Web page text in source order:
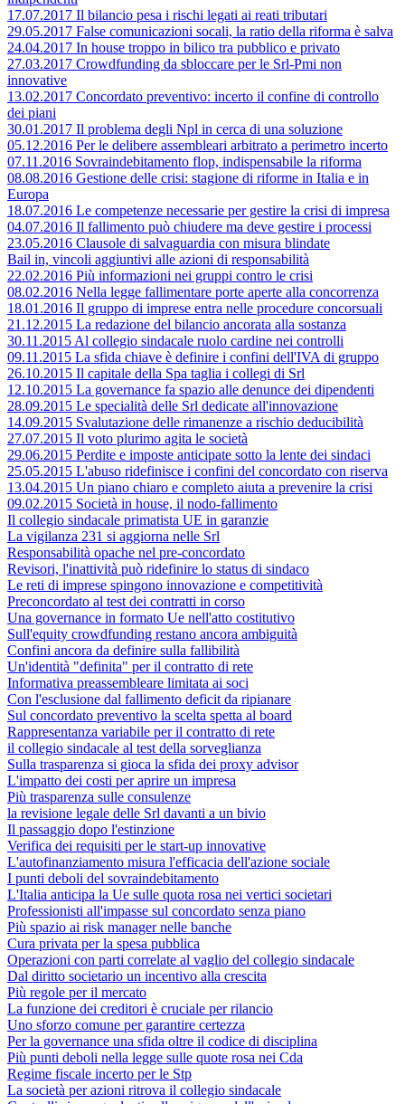
17.07.2017 Il bilancio pesa i rischi legati ai reati tributari
29.05.2017 False comunicazioni socali, la ratio della riforma è salva
24.04.2017 In house troppo in bilico tra pubblico e privato
27.03.2017 Crowdfunding da sbloccare per le Srl-Pmi non
innovative
13.02.2017 Concordato preventivo: incerto il confine di controllo
dei piani
30.01.2017 Il problema degli Npl in cerca di una soluzione
05.12.2016 Per le delibere assembleari arbitrato a perimetro incerto
07.11.2016 Sovraindebitamento flop, indispensabile la riforma
08.08.2016 Gestione delle crisi: stagione di riforme in Italia e in
Europa
18.07.2016 Le competenze necessarie per gestire la crisi di impresa
04.07.2016 Il fallimento può chiudere ma deve gestire i processi
23.05.2016 Clausole di salvaguardia con misura blindate
Bail in, vincoli aggiuntivi alle azioni di responsabilità
22.02.2016 Più informazioni nei gruppi contro le crisi
08.02.2016 Nella legge fallimentare porte aperte alla concorrenza
18.01.2016 Il gruppo di imprese entra nelle procedure concorsuali
21.12.2015 La redazione del bilancio ancorata alla sostanza
30.11.2015 Al collegio sindacale ruolo cardine nei controlli
09.11.2015 La sfida chiave è definire i confini dell'IVA di gruppo
26.10.2015 Il capitale della Spa taglia i collegi di Srl
12.10.2015 La governance fa spazio alle denunce dei dipendenti
28.09.2015 Le specialità delle Srl dedicate all'innovazione
14.09.2015 Svalutazione delle rimanenze a rischio deducibilità
27.07.2015 Il voto plurimo agita le società
29.06.2015 Perdite e imposte anticipate sotto la lente dei sindaci
25.05.2015 L'abuso ridefinisce i confini del concordato con riserva
13.04.2015 Un piano chiaro e completo aiuta a prevenire la crisi
09.02.2015 Società in house, il nodo-fallimento
Il collegio sindacale primatista UE in garanzie
La vigilanza 231 si aggiorna nelle Srl
Responsabilità opache nel pre-concordato
Revisori, l'inattività può ridefinire lo status di sindaco
Le reti di imprese spingono innovazione e competitività
Preconcordato al test dei contratti in corso
Una governance in formato Ue nell'atto costitutivo
Sull'equity crowdfunding restano ancora ambiguità
Confini ancora da definire sulla fallibilità
Un'identità "definita" per il contratto di rete
Informativa preassembleare limitata ai soci
Con l'esclusione dal fallimento deficit da ripianare
Sul concordato preventivo la scelta spetta al board
Rappresentanza variabile per il contratto di rete
il collegio sindacale al test della sorveglianza
Sulla trasparenza si gioca la sfida dei proxy advisor
L'impatto dei costi per aprire un impresa
Più trasparenza sulle consulenze
la revisione legale delle Srl davanti a un bivio
Il passaggio dopo l'estinzione
Verifica dei requisiti per le start-up innovative
L'autofinanziamento misura l'efficacia dell'azione sociale
I punti deboli del sovraindebitamento
L'Italia anticipa la Ue sulle quota rosa nei vertici societari
Professionisti all'impasse sul concordato senza piano
Più spazio ai risk manager nelle banche
Cura privata per la spesa pubblica
Operazioni con parti correlate al vaglio del collegio sindacale
Dal diritto societario un incentivo alla crescita
Più regole per il mercato
La funzione dei creditori è cruciale per rilancio
Uno sforzo comune per garantire certezza
Per la governance una sfida oltre il codice di disciplina
Più punti deboli nella legge sulle quote rosa nei Cda
Regime fiscale incerto per le Stp
La società per azioni ritrova il collegio sindacale